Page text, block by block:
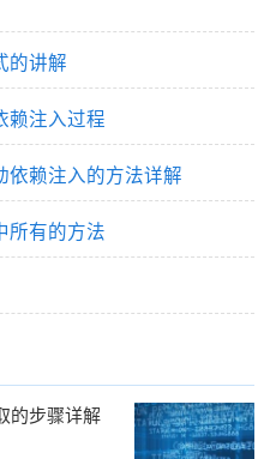
的讲解
赖注入过程
依赖注入的方法详解
所有的方法
的步骤详解